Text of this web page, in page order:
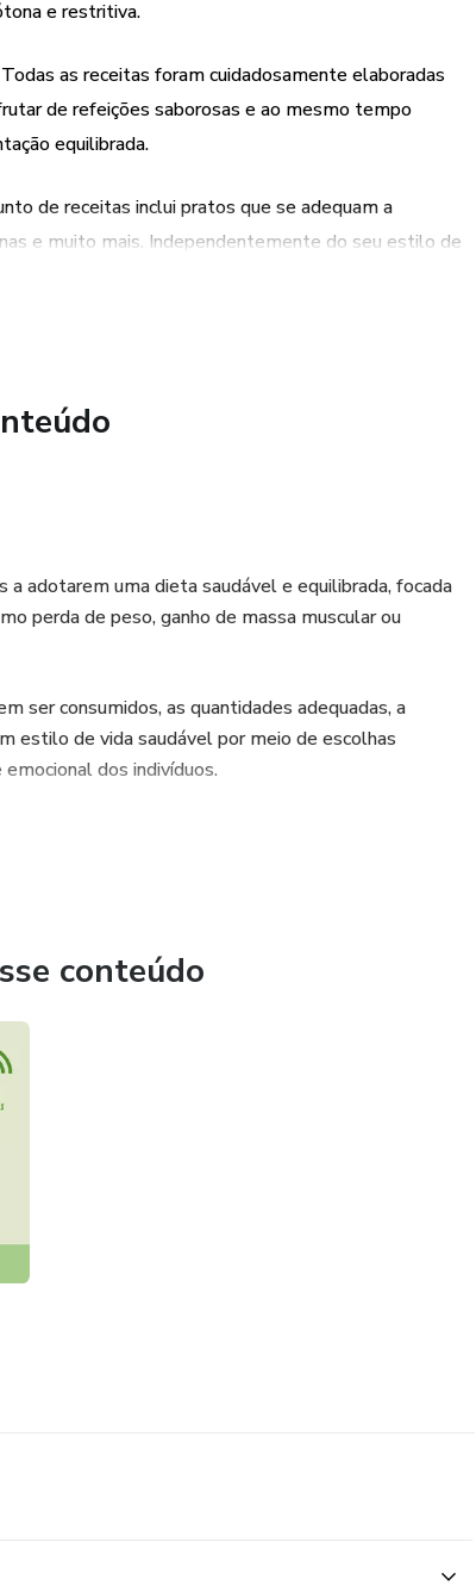
gostosa e satisfatória."
e restritiva.
as receitas foram cuidadosamente elaboradas
de refeições saborosas e ao mesmo tempo
equilibrada.
de receitas inclui pratos que se adequam a
e muito mais. Independentemente do seu estilo de
de perda de peso.
saudável e atraente. Não há necessidade de esperar
ajudarão você a conquistar sua meta de perda
adotarem uma dieta saudável e equilibrada, focada
perda de peso, ganho de massa muscular ou
ser consumidos, as quantidades adequadas, a
estilo de vida saudável por meio de escolhas
dos indivíduos.
conteúdo